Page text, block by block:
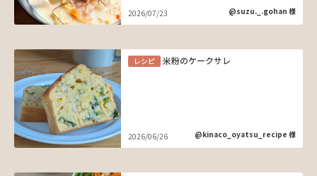
2026/07/23 @suzu._.gohan 様
レシピ 米粉のケークサレ
2026/06/26 @kinaco_oyatsu_recipe 様